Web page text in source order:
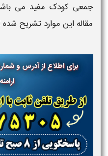
جمعی کودک مفید می باشد
مقاله این موارد تشریح شده
برای اطلاع از آدرس و
ارامنه